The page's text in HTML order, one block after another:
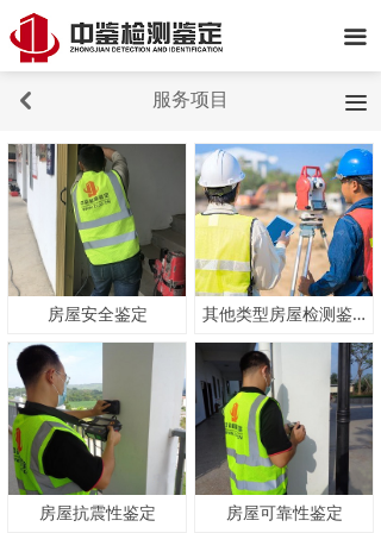
끀
낒 服务项目 끀
房屋安全鉴定 其他类型房屋检测鉴定
房屋抗震性鉴定 房屋可靠性鉴定